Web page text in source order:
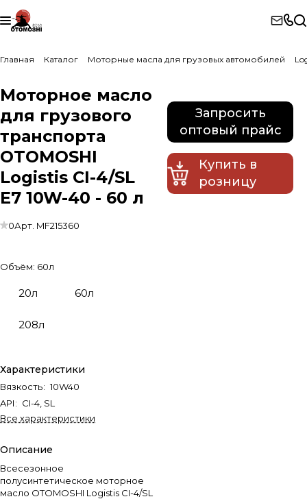
Главная Каталог Моторные масла для грузовых автомобилей
Моторное масло
для грузового
транспорта
OTOMOSHI
Logistis CI-4/SL
E7 10W-40 - 60 л
0Арт. MF215360
Объём: 60л
20л 60л
208л
Характеристики
Вязкость: 10W40
API: CI-4, SL
Все характеристики
Описание
Всесезонное
полусинтетическое моторное
масло OTOMOSHI Logistis CI-4/SL
Запросить
оптовый прайс
Купить в
розницу